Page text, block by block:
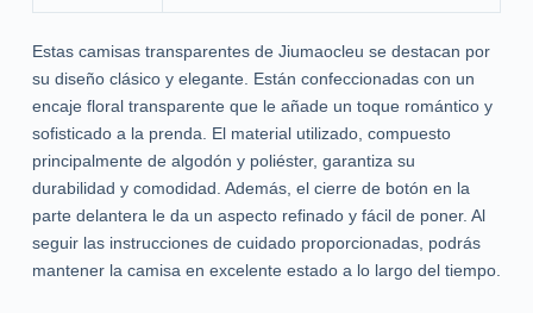
Estas camisas transparentes de Jiumaocleu se destacan por
su diseño clásico y elegante. Están confeccionadas con un
encaje floral transparente que le añade un toque romántico y
sofisticado a la prenda. El material utilizado, compuesto
principalmente de algodón y poliéster, garantiza su
durabilidad y comodidad. Además, el cierre de botón en la
parte delantera le da un aspecto refinado y fácil de poner. Al
seguir las instrucciones de cuidado proporcionadas, podrás
mantener la camisa en excelente estado a lo largo del tiempo.